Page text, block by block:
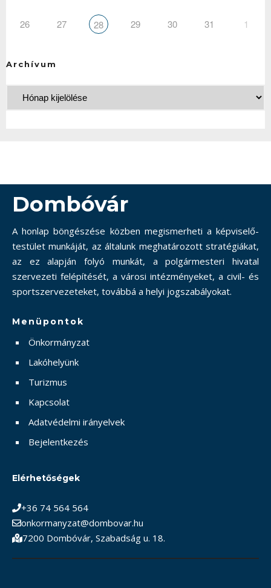
26 27 28 29 30 31 1
Archívum
Dombóvár
A honlap böngészése közben megismerheti a képviselő-
testület munkáját, az általunk meghatározott stratégiákat,
az ez alapján folyó munkát, a polgármesteri hivatal
szervezeti felépítését, a városi intézményeket, a civil- és
sportszervezeteket, továbbá a helyi jogszabályokat.
Menüpontok
Önkormányzat
Lakóhelyünk
Turizmus
Kapcsolat
Adatvédelmi irányelvek
Bejelentkezés
Elérhetőségek
+36 74 564 564
onkormanyzat@dombovar.hu
7200 Dombóvár, Szabadság u. 18.